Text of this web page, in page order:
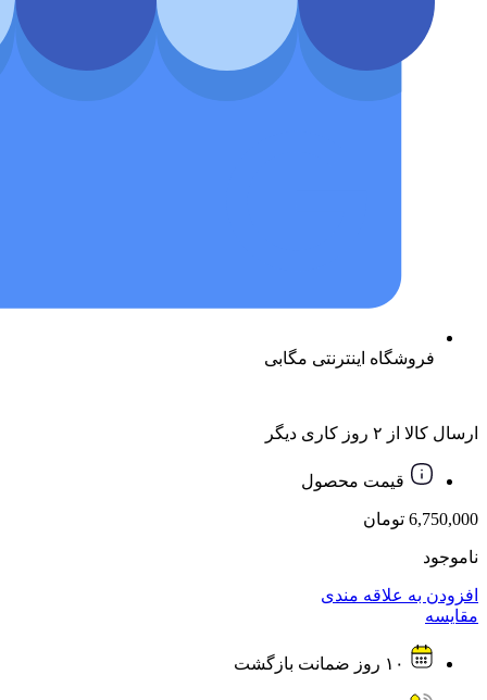
فروشگاه اینترنتی مگابی
ارسال کالا از ۲ روز کاری دیگر
قیمت محصول
6,750,000 تومان
ناموجود
افزودن به علاقه مندی
مقایسه
۱۰ روز ضمانت بازگشت